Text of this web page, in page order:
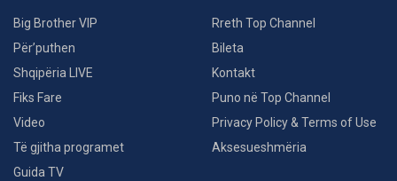
Big Brother VIP
Për’puthen
Shqipëria LIVE
Fiks Fare
Video
Të gjitha programet
Guida TV
Rreth Top Channel
Bileta
Kontakt
Puno në Top Channel
Privacy Policy & Terms of Use
Aksesueshmëria